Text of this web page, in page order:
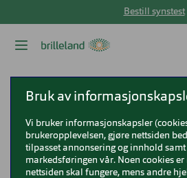
Bestill synstest
Ray-Ban RB4187 Chris
Ray-Ban RB4187
0RB4187
Bruk av
Vi bruker informasjonskapsler
brukeropplevelsen, gjøre nettsiden
tilpasset annonsering og innhold
markedsføringen vår. Noen cookies
nettsiden skal fungere, mens andre